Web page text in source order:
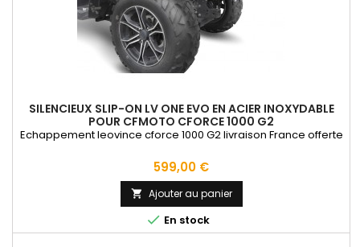
SILENCIEUX SLIP-ON LV ONE EVO EN ACIER INOXYDABLE
POUR CFMOTO CFORCE 1000 G2
Echappement leovince cforce 1000 G2 livraison France offerte
Prix
599,00 €
 Ajouter au panier
 En stock